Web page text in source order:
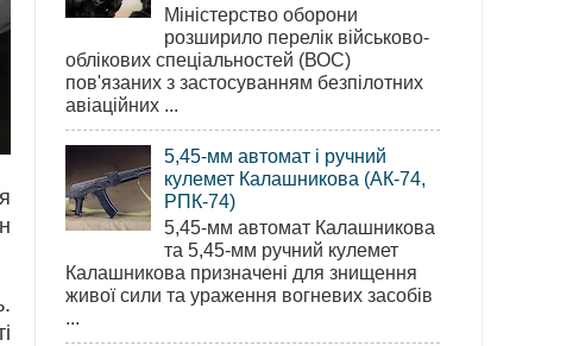
Міністерство оборони
розширило перелік військово-
облікових спеціальностей (ВОС)
пов'язаних з застосуванням безпілотних
авіаційних ...
5,45-мм автомат і ручний
кулемет Калашникова (АК-74,
РПК-74)
5,45-мм автомат Калашникова
та 5,45-мм ручний кулемет
Калашникова призначені для знищення
живої сили та ураження вогневих засобів
...